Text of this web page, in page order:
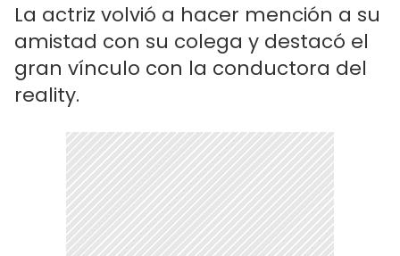
La actriz volvió a hacer mención a su
amistad con su colega y destacó el
gran vínculo con la conductora del
reality.